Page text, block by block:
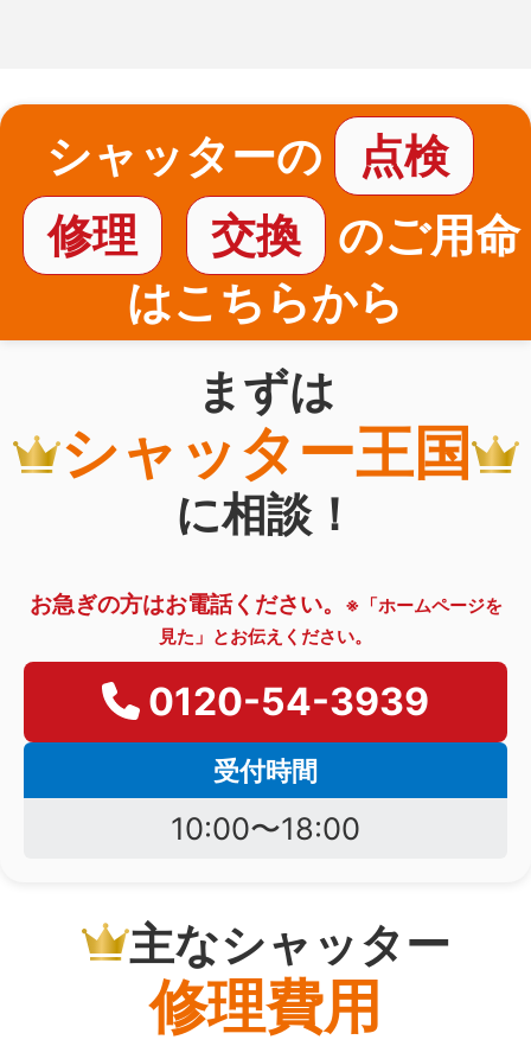
シャッターの
点検
修理
交換
のご用命
はこちらから
まずは
シャッター王国
に相談！
お急ぎの方はお電話ください。
※「ホームページを
見た」とお伝えください。
0120-54-3939
受付時間
10:00〜18:00
主なシャッター
修理費用